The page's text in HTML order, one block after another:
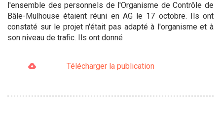
l'ensemble des personnels de l'Organisme de Contrôle de
Bâle-Mulhouse étaient réuni en AG le 17 octobre. Ils ont
constaté sur le projet n'était pas adapté à l'organisme et à
son niveau de trafic. Ils ont donné
Télécharger la publication